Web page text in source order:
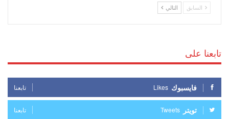
السابق التالي
تابعنا على
فايسبوك Likes تابعنا
تويتر Tweets تابعنا